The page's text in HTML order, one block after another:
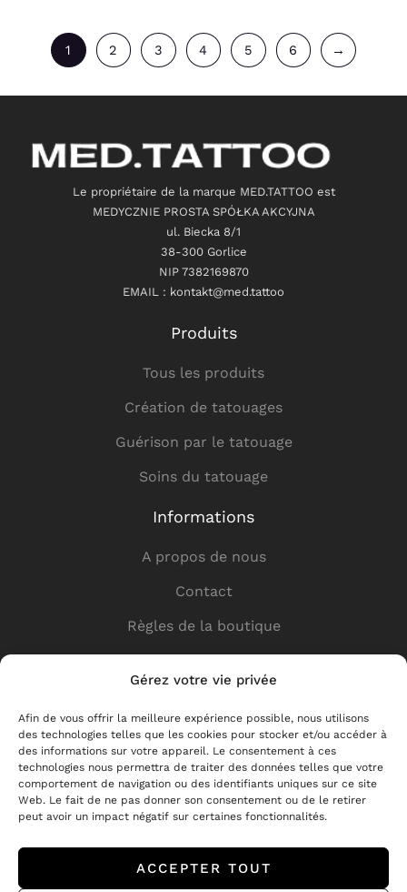
Gérez votre vie privée
Afin de vous offrir la meilleure expérience possible, nous utilisons
des technologies telles que les cookies pour stocker et/ou accéder à
des informations sur votre appareil. Le consentement à ces
technologies nous permettra de traiter des données telles que votre
comportement de navigation ou des identifiants uniques sur ce site
Web. Le fait de ne pas donner son consentement ou de le retirer
peut avoir un impact négatif sur certaines fonctionnalités.
ACCEPTER TOUT
1 2 3 4 5 6 →
Le propriétaire de la marque MED.TATTOO est
MEDYCZNIE PROSTA SPÓŁKA AKCYJNA
ul. Biecka 8/1
38-300 Gorlice
NIP 7382169870
EMAIL : kontakt@med.tattoo
Produits
Tous les produits
Création de tatouages
Guérison par le tatouage
Soins du tatouage
Informations
A propos de nous
Contact
Règles de la boutique
Politique de confidentialité
Boutique
Livraison
Pour les partenaires
Retours et réclamations